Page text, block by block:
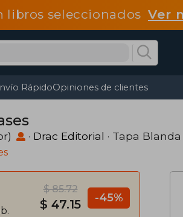
libros seleccionadosVer
RápidoOpiniones de clientes
· Drac Editorial · Tapa Blanda
$ 85.72
$ 47.15 -45%